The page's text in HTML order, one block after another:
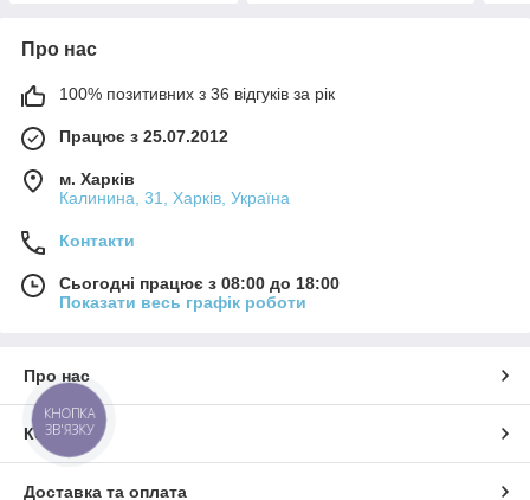
Про нас
100% позитивних з 36 відгуків за рік
Працює з 25.07.2012
м. Харків
Калинина, 31, Харків, Україна
Контакти
Сьогодні працює з 08:00 до 18:00
Показати весь графік роботи
Про нас
Контакти
Доставка та оплата
КНОПКА
ЗВ'ЯЗКУ